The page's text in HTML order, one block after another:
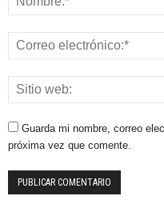
Guarda mi nombre, correo
próxima vez que comente.